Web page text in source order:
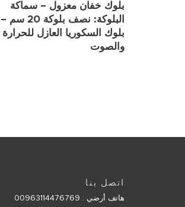
بلوك خفان معزول – سماكة
البلوكة: نصف بلوكة 20 سم –
بلوك السكوريا العازل للحرارة
والصوت
اتصل بنا
هاتف أرضي : 00963114476769